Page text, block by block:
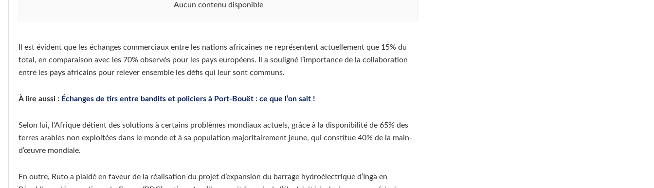
Aucun contenu disponible
Il est évident que les échanges commerciaux entre les nations africaines ne représentent actuellement que 15% du
total, en comparaison avec les 70% observés pour les pays européens. Il a souligné l’importance de la collaboration
entre les pays africains pour relever ensemble les défis qui leur sont communs.
À lire aussi : Échanges de tirs entre bandits et policiers à Port-Bouët : ce que l’on sait !
Selon lui, l’Afrique détient des solutions à certains problèmes mondiaux actuels, grâce à la disponibilité de 65% des
terres arables non exploitées dans le monde et à sa population majoritairement jeune, qui constitue 40% de la main-
d’œuvre mondiale.
En outre, Ruto a plaidé en faveur de la réalisation du projet d’expansion du barrage hydroélectrique d’Inga en